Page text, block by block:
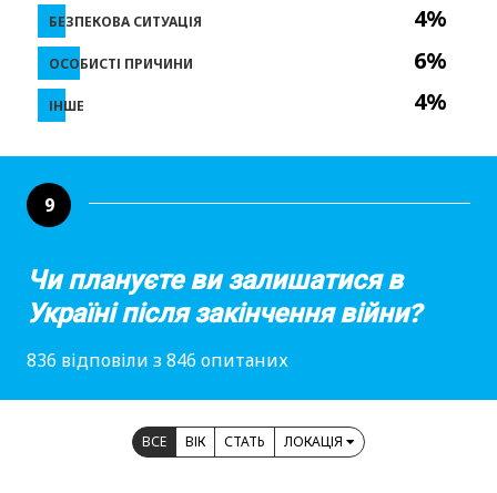
4%
6%
4%
БЕЗПЕКОВА СИТУАЦІЯ
ОСОБИСТІ ПРИЧИНИ
ІНШЕ
9
Чи плануєте ви залишатися в
Україні після закінчення війни?
836 відповіли з 846 опитаних
ВСЕ ВІК СТАТЬ ЛОКАЦІЯ